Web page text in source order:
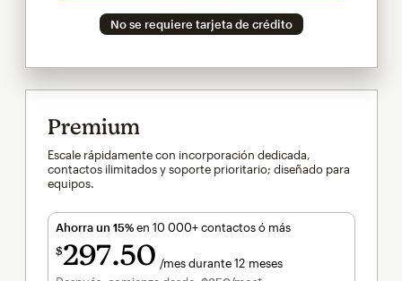
No se requiere tarjeta de crédito
Premium
Escale rápidamente con incorporación dedicada,
contactos ilimitados y soporte prioritario; diseñado para
equipos.
Ahorra un 15%en 10 000+ contactos ó más
$297 50 /mes durante 12 meses
$297.50al mes durante 12 meses